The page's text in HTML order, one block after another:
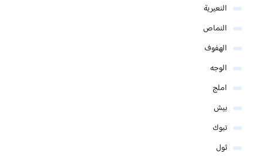
النعيرية
النماص
الهفوف
الوجه
املج
بيش
تبوك
ثول